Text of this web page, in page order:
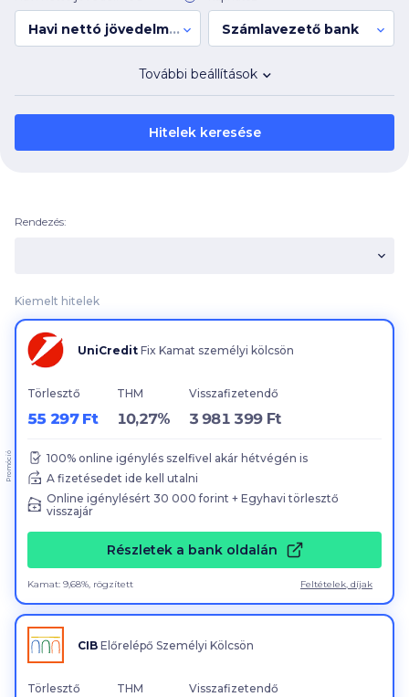
Havi nettó jövedelmed Számlavezető bank
További beállítások
Hitelek keresése
Kiemelt hitelek
Rendezés:
UniCredit Fix Kamat személyi kölcsön
Törlesztő
55 297 Ft
THM
10,27%
Visszafizetendő
3 981 399 Ft
100% online igénylés szelfivel akár hétvégén is
A fizetésedet ide kell utalni
Online igénylésért 30 000forint + Egyhavi törlesztő
visszajár
Részletek a bank oldalán
Kamat: 9,68%, rögzített Feltételek, díjak
Promóció
CIB Előrelépő Személyi Kölcsön
Törlesztő THM Visszafizetendő